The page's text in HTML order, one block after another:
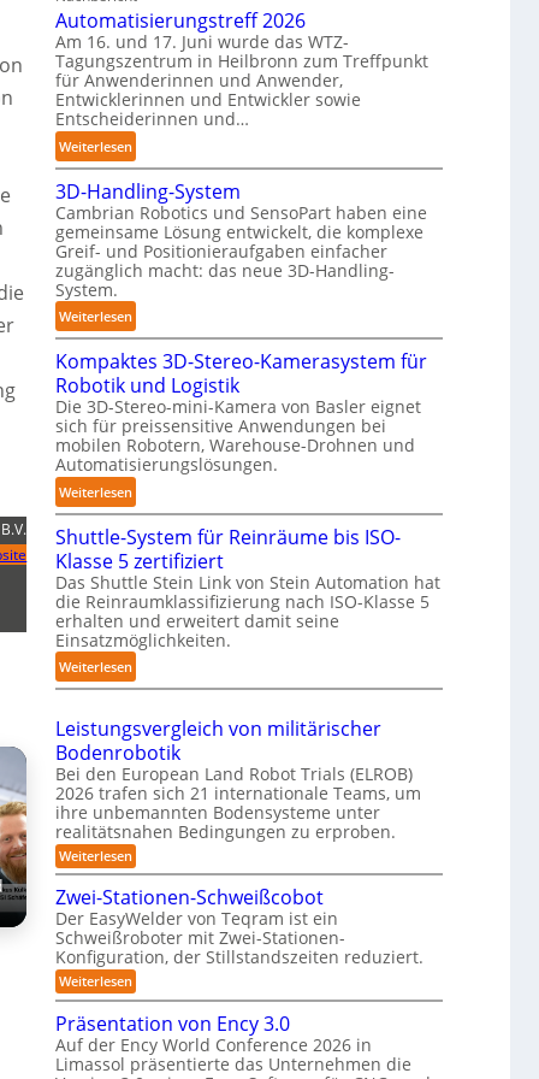
o
b
o
t
d
i
g
e
P
o
l
y
m
e
r
l
a
g
e
r
f
ü
r
T
a
u
c
h
r
o
b
o
t
r
Automatisierungstreff 2026
Am 16. und 17. Juni wurde das WTZ-
Tagungszentrum in Heilbronn zum Treffpunkt
für Anwenderinnen und Anwender,
Entwicklerinnen und Entwickler sowie
Entscheiderinnen und…
Weiterlesen:
A
u
t
o
m
a
t
i
s
i
e
r
u
n
g
s
t
r
e
f
f
2
0
2
3D-Handling-System
Cambrian Robotics und SensoPart haben eine
gemeinsame Lösung entwickelt, die komplexe
Greif- und Positionieraufgaben einfacher
zugänglich macht: das neue 3D-Handling-
System.
Weiterlesen:
3
D
-
H
a
n
d
l
i
n
g
-
S
y
s
t
m
Kompaktes 3D-Stereo-Kamerasystem für
Robotik und Logistik
Die 3D-Stereo-mini-Kamera von Basler eignet
sich für preissensitive Anwendungen bei
mobilen Robotern, Warehouse-Drohnen und
Automatisierungslösungen.
Weiterlesen:
K
o
m
p
a
k
t
e
D
-
S
t
e
r
e
o
-
K
a
m
e
r
a
Shuttle-System für Reinräume bis ISO-
Klasse 5 zertifiziert
Das Shuttle Stein Link von Stein Automation hat
die Reinraumklassifizierung nach ISO-Klasse 5
erhalten und erweitert damit seine
Einsatzmöglichkeiten.
Weiterlesen:
S
u
t
t
l
e
-
S
y
s
t
e
m
ü
r
Leistungsvergleich von militärischer
Bodenrobotik
Bei den European Land Robot Trials (ELROB)
2026 trafen sich 21 internationale Teams, um
ihre unbemannten Bodensysteme unter
realitätsnahen Bedingungen zu erproben.
Weiterlesen:
L
e
i
s
t
u
n
g
s
v
e
r
g
Zwei-Stationen-Schweißcobot
Der EasyWelder von Teqram ist ein
Schweißroboter mit Zwei-Stationen-
Konfiguration, der Stillstandszeiten reduziert.
Weiterlesen:
Z
e
i
-
Präsentation von Ency 3.0
Auf der Ency World Conference 2026 in
Limassol präsentierte das Unternehmen die